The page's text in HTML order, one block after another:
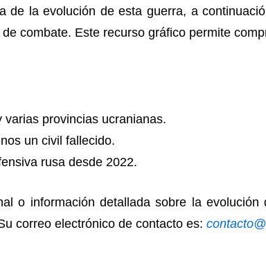
de la evolución de esta guerra, a
combate. Este recurso gráfico permite
varias provincias ucranianas.
un civil fallecido.
rusa desde 2022.
o información detallada sobre la
correo electrónico de contacto es: